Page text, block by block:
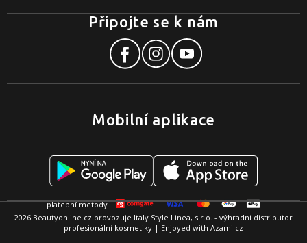
Mobilní aplikace
Připojte se k nám
2026 Beautyonline.cz provozuje Italy Style Linea, s.r.o. - výhradní distributor
profesionální kosmetiky | Enjoyed with Azami.cz